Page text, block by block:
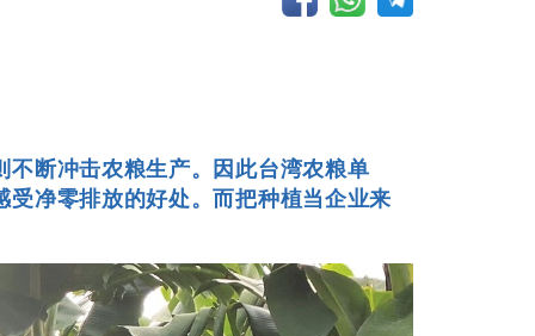
断冲击农粮生产。因此台湾农粮单
净零排放的好处。而把种植当企业来